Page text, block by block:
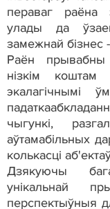
пераваг раёна
улады да
замежнай бізнес
Раён прывабны
нізкім коштам
экалагічнымі
чыгункі,
аўтамабільных
колькасці
Дзякуючы
унікальнай
перспектыўныя